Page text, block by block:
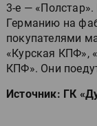
3-е —
Германию на
покупателями
«Курская КПФ»,
КПФ». Они
Источник: ГК